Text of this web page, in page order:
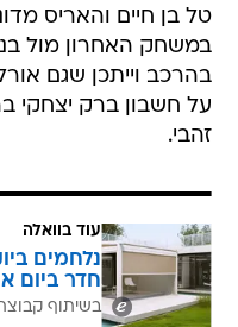
טל בן חיים והאריס
במשחק האחרון מול
בהרכב וייתכן שגם
על חשבון ברק יצחקי
זהבי.
עוד בוואלה
נלחמים
חדר ביום
בשיתוף קבוצת